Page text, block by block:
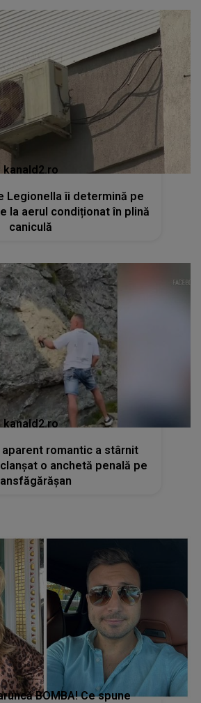
kanald2.ro
Legionella îi determină pe
la aerul condiționat în plină
caniculă
kanald2.ro
aparent romantic a stârnit
o anchetă penală pe
BOMBA! Ce spune